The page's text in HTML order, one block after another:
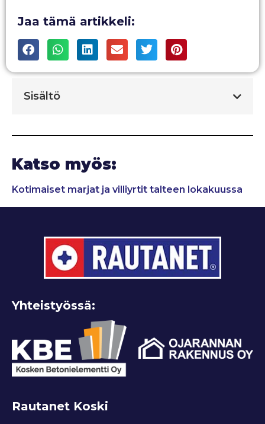
Jaa tämä artikkeli:
Sisältö
Katso myös:
Kotimaiset marjat ja villiyrtit talteen lokakuussa
Yhteistyössä:
Rautanet Koski